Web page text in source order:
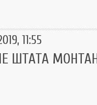
11:55
ШТАТА